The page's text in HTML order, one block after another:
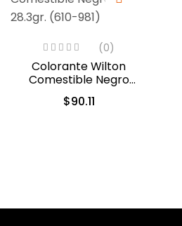
(0)
Colorante Wilton
Comestible Negro
28.3gr. (610-981)
$90.11